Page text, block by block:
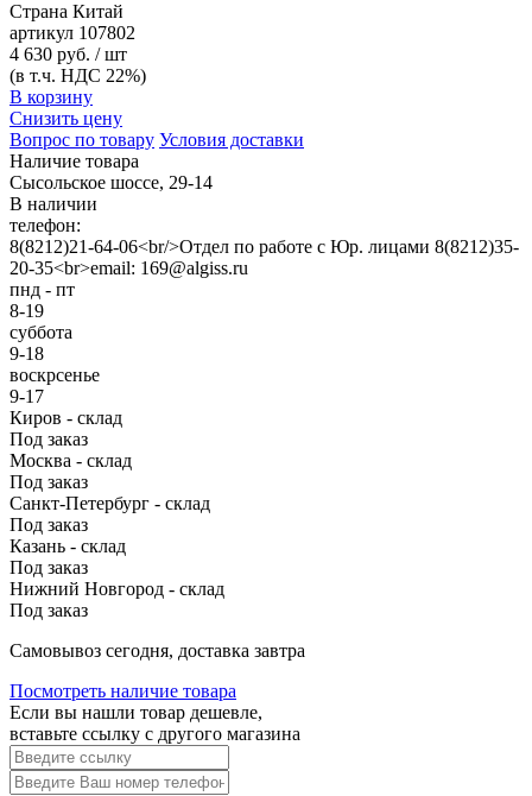
Страна Китай
артикул 107802
4 630 руб. / шт
(в т.ч. НДС 22%)
В корзину
Снизить цену
Вопрос по товару Условия доставки
Наличие товара
Сысольское шоссе, 29-14
В наличии
телефон:
8(8212)21-64-06<br/>Отдел по работе с Юр. лицами 8(8212)35-
20-35<br>email: 169@algiss.ru
пнд - пт
8-19
суббота
9-18
воскрсенье
9-17
Киров - склад
Под заказ
Москва - склад
Под заказ
Санкт-Петербург - склад
Под заказ
Казань - склад
Под заказ
Нижний Новгород - склад
Под заказ
Cамовывоз сегодня, доставка завтра
Посмотреть наличие товара
Если вы нашли товар дешевле,
вставьте ссылку с другого магазина